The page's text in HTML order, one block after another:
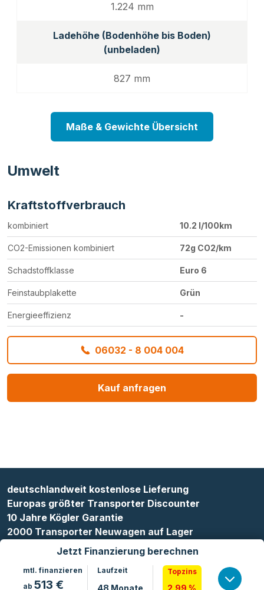
1.224 mm
Ladehöhe (Bodenhöhe bis Boden)
(unbeladen)
827 mm
Maße & Gewichte Übersicht
Umwelt
Kraftstoffverbrauch
kombiniert 10.2 l/100km
CO2-Emissionen kombiniert 72g CO2/km
Schadstoffklasse Euro 6
Feinstaubplakette Grün
Energieeffizienz -
06032 - 8 004 004
Kauf anfragen
Jetzt Finanzierung berechnen
mtl. finanzieren
ab 513 €
Laufzeit
48 Monate
Topzins
2.99 %
deutschlandweit kostenlose Lieferung
Europas größter Transporter Discounter
10 Jahre Kögler Garantie
2000 Transporter Neuwagen auf Lager